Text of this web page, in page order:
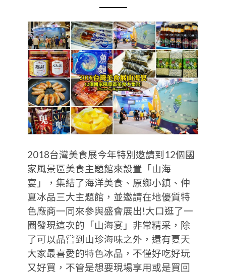
2018台灣美食展今年特別邀請到12個國
家風景區美食主題館來設置「山海
宴」，集結了海洋美食、原鄉小鎮、仲
夏冰品三大主題館，並邀請在地優質特
色廠商一同來參與盛會展出!大口逛了一
圈發現這次的「山海宴」非常精采，除
了可以品嘗到山珍海味之外，還有夏天
大家最喜愛的特色冰品，不僅好吃好玩
又好買，不管是想要現場享用或是買回